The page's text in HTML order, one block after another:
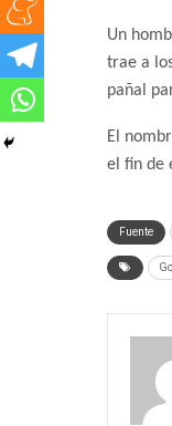
Un
trae a
pañal
El
el fin de
Fuente